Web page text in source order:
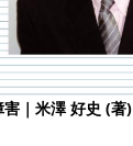
｜米澤 好史 (著)